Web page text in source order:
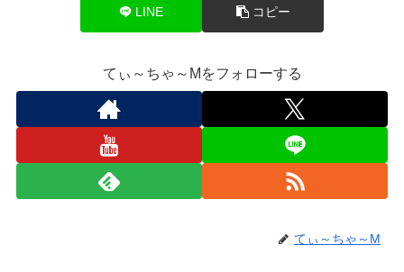
LINE コピー
てぃ～ちゃ～Mをフォローする
てぃ～ちゃ～M